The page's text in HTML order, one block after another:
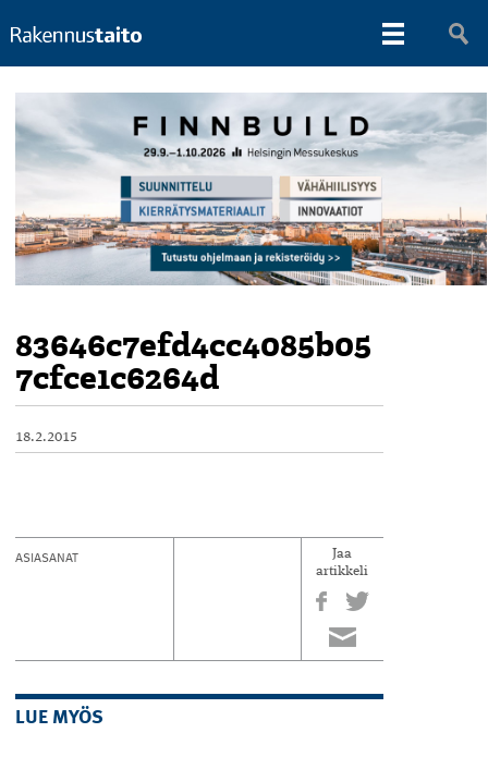
83646c7efd4cc4085b05
7cfce1c6264d
18.2.2015
ASIASANAT
Jaa
artikkeli
LUE MYÖS